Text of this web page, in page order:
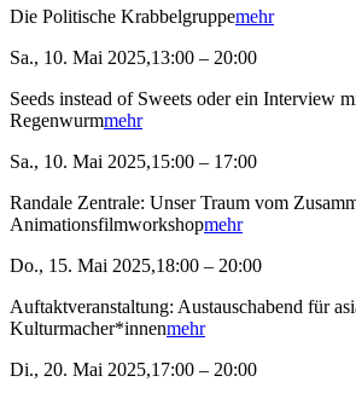
Die Politische Krabbelgruppemehr
Sa., 10. Mai 2025,13:00 – 20:00
Seeds instead of Sweets oder ein Interview
Regenwurmmehr
Sa., 10. Mai 2025,15:00 – 17:00
Randale Zentrale: Unser Traum vom
Animationsfilmworkshopmehr
Do., 15. Mai 2025,18:00 – 20:00
Auftaktveranstaltung: Austauschabend für
Kulturmacher*innenmehr
Di., 20. Mai 2025,17:00 – 20:00